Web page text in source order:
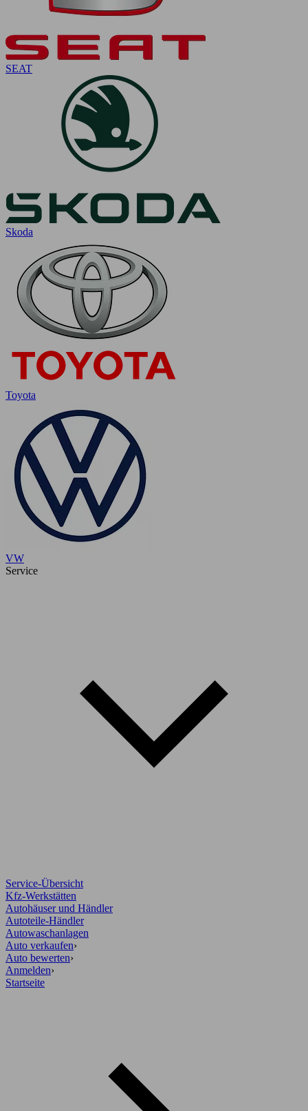
SEAT
Skoda
Toyota
VW
Service
Service-Übersicht
Kfz-Werkstätten
Autohäuser und Händler
Autoteile-Händler
Autowaschanlagen
Auto verkaufen›
Auto bewerten›
Anmelden›
Startseite